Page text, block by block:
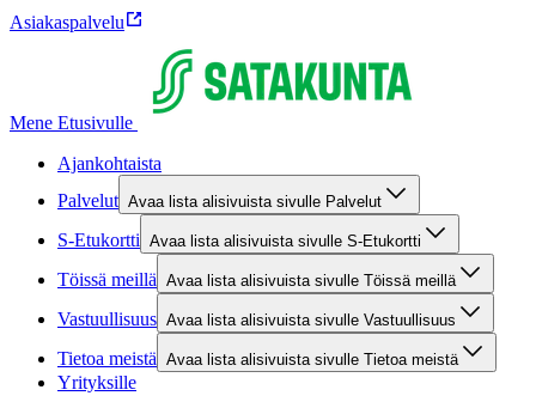
Asiakaspalvelu
Mene Etusivulle
Ajankohtaista
Palvelut Avaa lista alisivuista sivulle Palvelut
S-Etukortti Avaa lista alisivuista sivulle S-Etukortti
Töissä meillä Avaa lista alisivuista sivulle Töissä meillä
Vastuullisuus Avaa lista alisivuista sivulle Vastuullisuus
Tietoa meistä Avaa lista alisivuista sivulle Tietoa meistä
Yrityksille